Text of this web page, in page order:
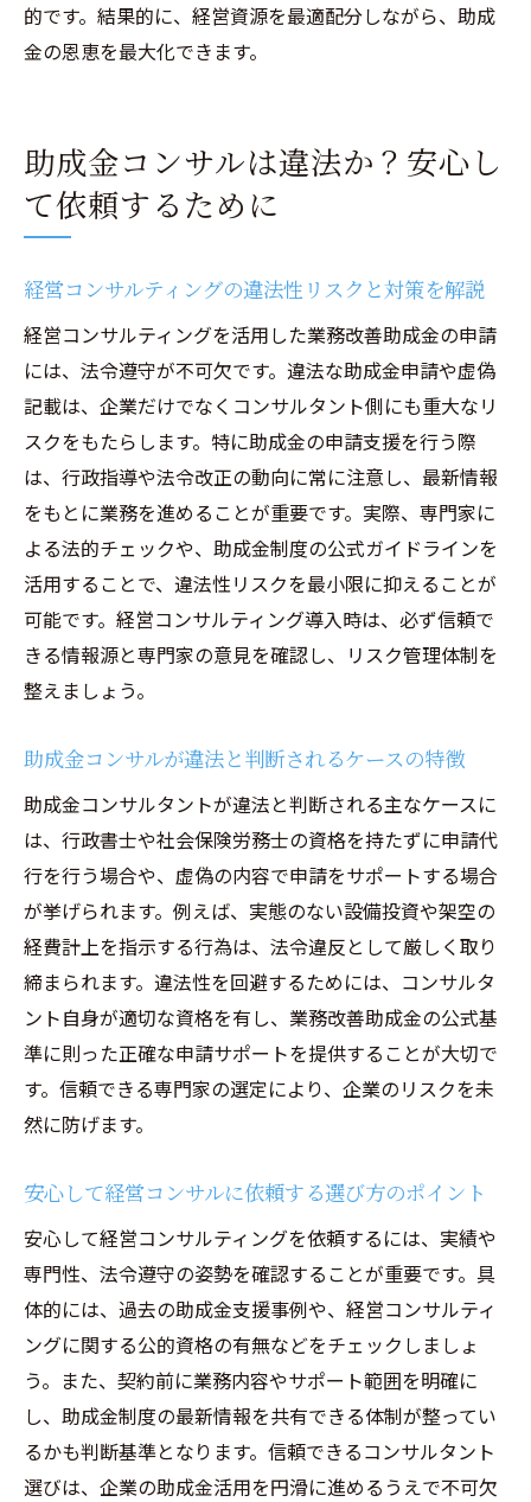
的です。結果的に、経営資源を最適配分しながら、助成
金の恩恵を最大化できます。
助成金コンサルは違法か？安心し
て依頼するために
経営コンサルティングの違法性リスクと対策を解説
経営コンサルティングを活用した業務改善助成金の申請
には、法令遵守が不可欠です。違法な助成金申請や虚偽
記載は、企業だけでなくコンサルタント側にも重大なリ
スクをもたらします。特に助成金の申請支援を行う際
は、行政指導や法令改正の動向に常に注意し、最新情報
をもとに業務を進めることが重要です。実際、専門家に
よる法的チェックや、助成金制度の公式ガイドラインを
活用することで、違法性リスクを最小限に抑えることが
可能です。経営コンサルティング導入時は、必ず信頼で
きる情報源と専門家の意見を確認し、リスク管理体制を
整えましょう。
助成金コンサルが違法と判断されるケースの特徴
助成金コンサルタントが違法と判断される主なケースに
は、行政書士や社会保険労務士の資格を持たずに申請代
行を行う場合や、虚偽の内容で申請をサポートする場合
が挙げられます。例えば、実態のない設備投資や架空の
経費計上を指示する行為は、法令違反として厳しく取り
締まられます。違法性を回避するためには、コンサルタ
ント自身が適切な資格を有し、業務改善助成金の公式基
準に則った正確な申請サポートを提供することが大切で
す。信頼できる専門家の選定により、企業のリスクを未
然に防げます。
安心して経営コンサルに依頼する選び方のポイント
安心して経営コンサルティングを依頼するには、実績や
専門性、法令遵守の姿勢を確認することが重要です。具
体的には、過去の助成金支援事例や、経営コンサルティ
ングに関する公的資格の有無などをチェックしましょ
う。また、契約前に業務内容やサポート範囲を明確に
し、助成金制度の最新情報を共有できる体制が整ってい
るかも判断基準となります。信頼できるコンサルタント
選びは、企業の助成金活用を円滑に進めるうえで不可欠